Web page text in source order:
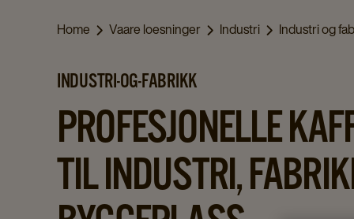
Home Vaare loesninger Industri Industri og
INDUSTRI-OG-FABRIKK
PROFESJONELLE
TIL INDUSTRI,